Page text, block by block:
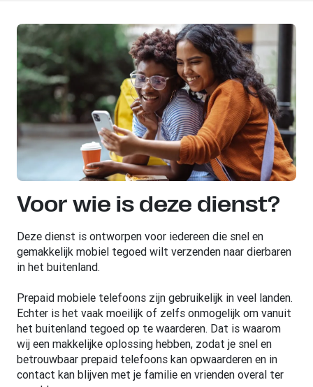
Voor wie is deze dienst?
Deze dienst is ontworpen voor iedereen die snel en
gemakkelijk mobiel tegoed wilt verzenden naar dierbaren
in het buitenland.
Prepaid mobiele telefoons zijn gebruikelijk in veel landen.
Echter is het vaak moeilijk of zelfs onmogelijk om vanuit
het buitenland tegoed op te waarderen. Dat is waarom
wij een makkelijke oplossing hebben, zodat je snel en
betrouwbaar prepaid telefoons kan opwaarderen en in
contact kan blijven met je familie en vrienden overal ter